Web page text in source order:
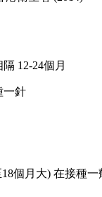
12-24個月
一針
18個月大) 在接種